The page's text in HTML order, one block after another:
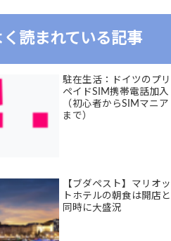
く読まれている記事
駐在生活：ドイツのプリ
ペイドSIM携帯電話加入
（初心者からSIMマニア
まで）
【ブダペスト】マリオッ
トホテルの朝食は開店と
同時に大盛況